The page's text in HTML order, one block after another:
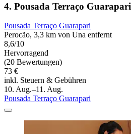
4. Pousada Terraço Guarapari
Pousada Terraço Guarapari
Perocão, 3,3 km von Una entfernt
8,6/10
Hervorragend
(20 Bewertungen)
73 €
inkl. Steuern & Gebühren
10. Aug.–11. Aug.
Pousada Terraço Guarapari